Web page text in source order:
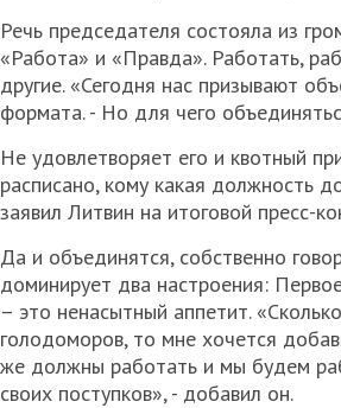
Речь председателя состояла из
«Работа» и «Правда». Работать,
другие. «Сегодня нас призывают
формата. - Но для чего
Не удовлетворяет его и квотный
расписано, кому какая должность
заявил Литвин на итоговой пресс-
Да и объединятся, собственно
доминирует два настроения:
– это ненасытный аппетит.
голодоморов, то мне хочется
же должны работать и мы будем
своих поступков», - добавил он.